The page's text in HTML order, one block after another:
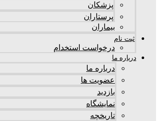
پزشكان
پرستاران
بيماران
ثبت نام
درخواست استخدام
درباره ما
درباره ما
عضویت ها
بازدید
نمایشگاه
تاريخچه